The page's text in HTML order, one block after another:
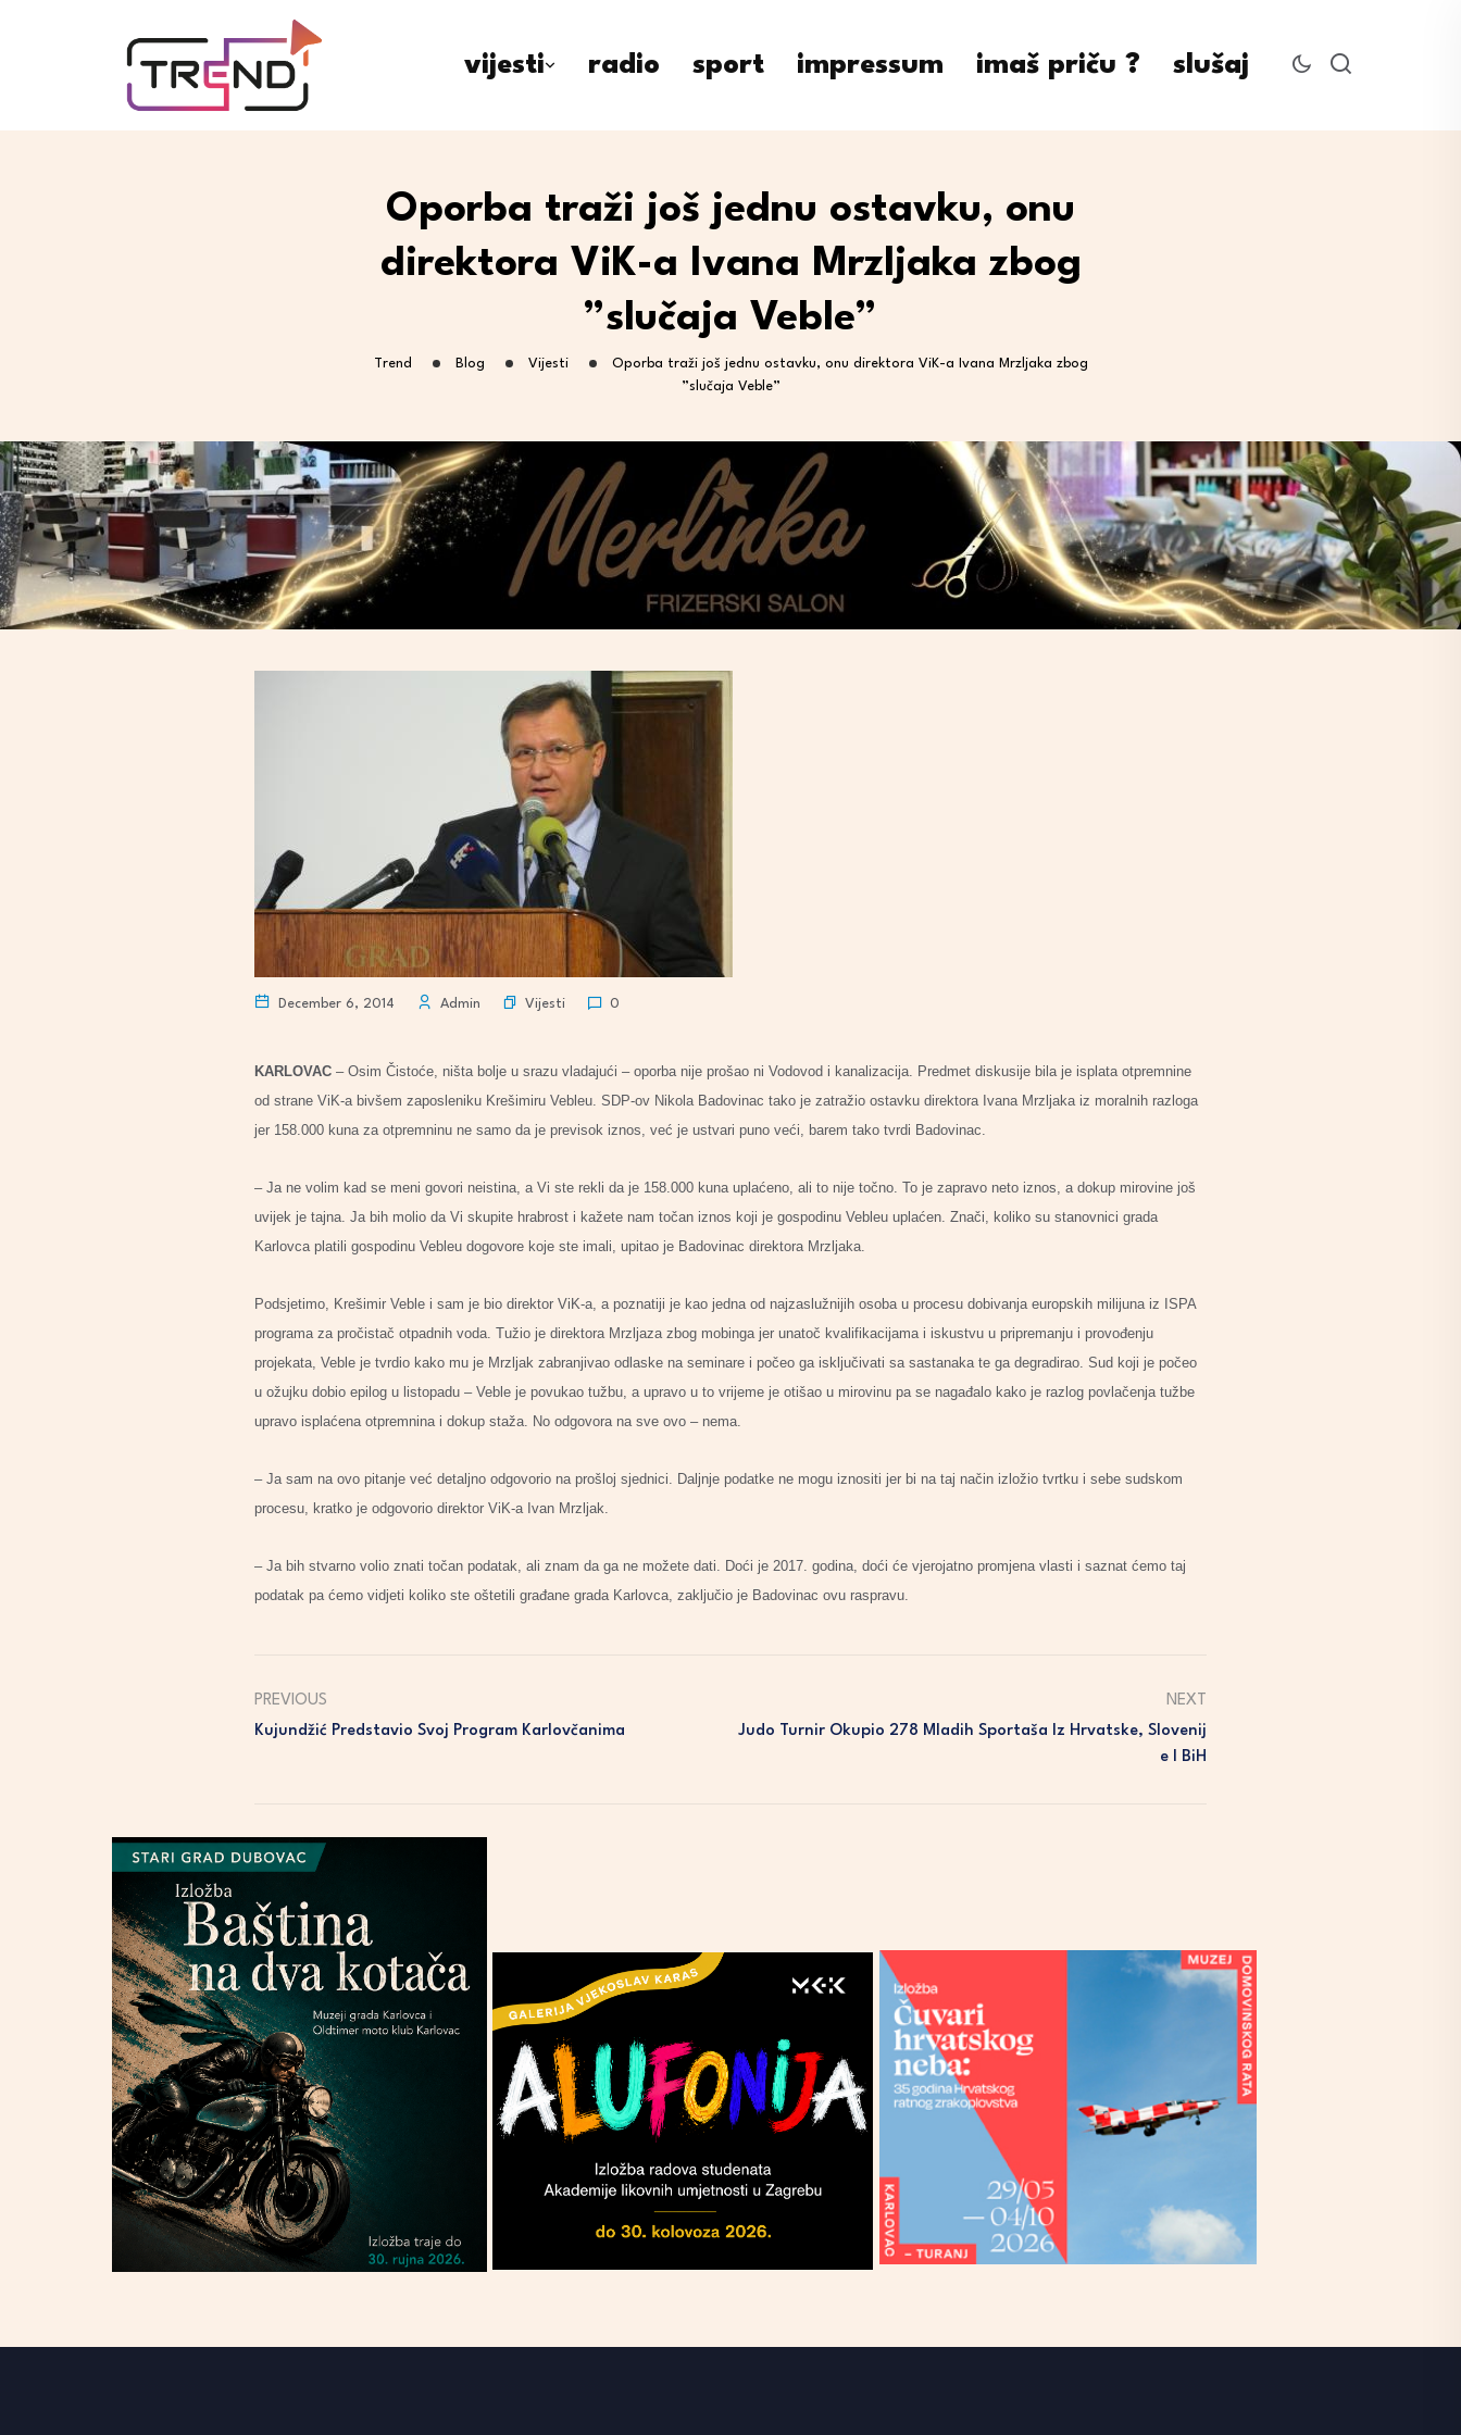
vijesti radio sport impressum imaš priču ? slušaj
Oporba traži još jednu ostavku, onu
direktora ViK-a Ivana Mrzljaka zbog
”slučaja Veble”
Trend Blog Vijesti
Oporba traži još jednu ostavku, onu direktora ViK-a Ivana Mrzljaka zbog
”slučaja Veble”
December 6, 2014 Admin Vijesti 0
KARLOVAC – Osim Čistoće, ništa bolje u srazu vladajući – oporba nije prošao ni Vodovod i kanalizacija. Predmet diskusije bila je isplata otpremnine
od strane ViK-a bivšem zaposleniku Krešimiru Vebleu. SDP-ov Nikola Badovinac tako je zatražio ostavku direktora Ivana Mrzljaka iz moralnih razloga
jer 158.000 kuna za otpremninu ne samo da je previsok iznos, već je ustvari puno veći, barem tako tvrdi Badovinac.
– Ja ne volim kad se meni govori neistina, a Vi ste rekli da je 158.000 kuna uplaćeno, ali to nije točno. To je zapravo neto iznos, a dokup mirovine još
uvijek je tajna. Ja bih molio da Vi skupite hrabrost i kažete nam točan iznos koji je gospodinu Vebleu uplaćen. Znači, koliko su stanovnici grada
Karlovca platili gospodinu Vebleu dogovore koje ste imali, upitao je Badovinac direktora Mrzljaka.
Podsjetimo, Krešimir Veble i sam je bio direktor ViK-a, a poznatiji je kao jedna od najzaslužnijih osoba u procesu dobivanja europskih milijuna iz ISPA
programa za pročistač otpadnih voda. Tužio je direktora Mrzljaza zbog mobinga jer unatoč kvalifikacijama i iskustvu u pripremanju i provođenju
projekata, Veble je tvrdio kako mu je Mrzljak zabranjivao odlaske na seminare i počeo ga isključivati sa sastanaka te ga degradirao. Sud koji je počeo
u ožujku dobio epilog u listopadu – Veble je povukao tužbu, a upravo u to vrijeme je otišao u mirovinu pa se nagađalo kako je razlog povlačenja tužbe
upravo isplaćena otpremnina i dokup staža. No odgovora na sve ovo – nema.
– Ja sam na ovo pitanje već detaljno odgovorio na prošloj sjednici. Daljnje podatke ne mogu iznositi jer bi na taj način izložio tvrtku i sebe sudskom
procesu, kratko je odgovorio direktor ViK-a Ivan Mrzljak.
– Ja bih stvarno volio znati točan podatak, ali znam da ga ne možete dati. Doći je 2017. godina, doći će vjerojatno promjena vlasti i saznat ćemo taj
podatak pa ćemo vidjeti koliko ste oštetili građane grada Karlovca, zaključio je Badovinac ovu raspravu.
PREVIOUS
Kujundžić Predstavio Svoj Program Karlovčanima
NEXT
Judo Turnir Okupio 278 Mladih Sportaša Iz Hrvatske, Slovenij
E I BiH